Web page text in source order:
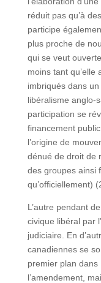
réduit pas qu’à
participe
plus proche de
qui se veut
moins tant qu’elle
imbriqués dans
libéralisme anglo-
participation se
financement
l’origine de
dénué de droit de
des groupes ainsi
qu’officiellement)
L’autre pendant
civique libéral par
judiciaire. En
canadiennes se
premier plan dans
l’amendement,